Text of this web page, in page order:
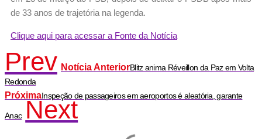
de 33 anos de trajetória na legenda.
Clique aqui para acessar a Fonte da Notícia
Prev Notícia AnteriorBlitz anima Réveillon da Paz em Volta
Redonda
PróximaInspeção de passageiros em aeroportos é aleatória, garante
Anac Next